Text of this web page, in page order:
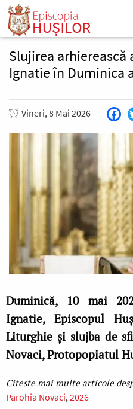
Mergi
conţinutul
principal
Slujirea arhierească
Ignatie în Duminica
Vineri, 8 Mai 2026
Duminică, 10 mai
Ignatie, Episcopul
Liturghie și slujba de
Novaci, Protopopiatul
Parohia Novaci 2026